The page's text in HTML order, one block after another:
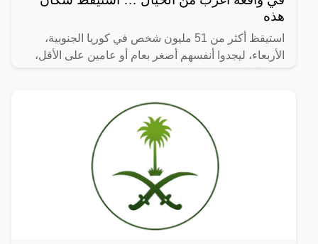
هذه
استيقظ أكثر من 51 مليون شخص في كوريا الجنوبية،
الأربعاء، ليجدوا أنفسهم أصغر بعام أو عامين على الأقل،